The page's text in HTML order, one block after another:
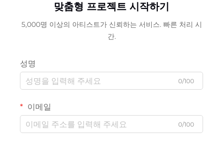
맞춤형 프로젝트 시작하기
5,000명 이상의 아티스트가 신뢰하는 서비스. 빠른 처리 시
간.
성명
0/100
이메일
0/100